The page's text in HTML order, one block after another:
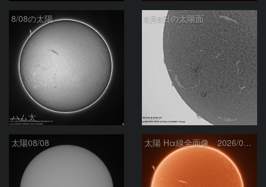
8/08の太陽
ハム太
8月8日の太陽面
ta-o
太陽08/08 太陽 Hα線全面像 2026/08/08